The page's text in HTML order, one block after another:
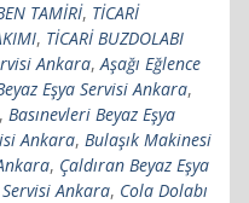
TAMİRİ, TİCARİ
, TİCARİ BUZDOLABI
Ankara,Aşağı Eğlence
Eşya Servisi Ankara,
Basınevleri Beyaz Eşya
Ankara, Bulaşık Makinesi
, Çaldıran Beyaz Eşya
Ankara, Cola Dolabı